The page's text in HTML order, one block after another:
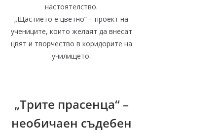
настоятелство.
„Щастието е цветно” – проект на
учениците, които желаят да внесат
цвят и творчество в коридорите на
училището.
„Трите прасенца“ –
необичаен съдебен